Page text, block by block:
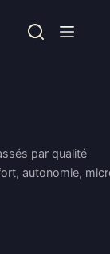
par qualité
autonomie,